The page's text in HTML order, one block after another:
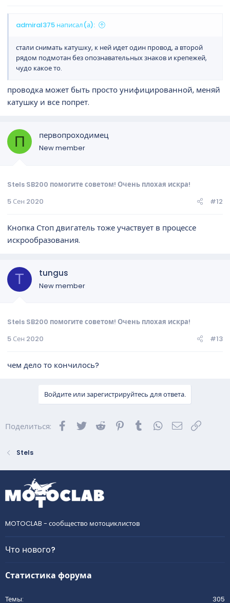
admiral375 написал(а):
стали снимать катушку, к ней идет один провод, а второй
рядом подмотан без опознавательных знаков и крепежей,
чудо какое то.
проводка может быть просто унифицированной, меняй
катушку и все попрет.
П первопроходимец
New member
Stels SB200 помогите советом! Очень плохая искра!
5 Сен 2020
#12
Кнопка Стоп двигатель тоже участвует в процессе
искрообразования.
T tungus
New member
Stels SB200 помогите советом! Очень плохая искра!
5 Сен 2020
#13
чем дело то кончилось?
Войдите или зарегистрируйтесь для ответа.
Поделиться: Facebook
Twitter Reddit Pinterest
Tumblr WhatsApp
Stels
MOTOCLAB - сообщество мотоциклистов
Что нового?
Статистика форума
Темы 305